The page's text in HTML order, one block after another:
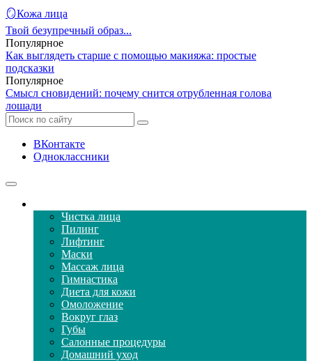
🪞Кожа лица
Твой безупречный образ...
Популярное
Как выглядеть старше с помощью макияжа: простые
подсказки
Популярное
Смысл сновидений: почему снится отрубленная голова
лошади
ВКонтакте
Одноклассники
Чистка лица
Пилинг
Лифтинг
Маски
Массаж лица
Гимнастика
Диета для кожи
Омоложение
Вокруг глаз
Губы
Салонные процедуры
Домашний уход